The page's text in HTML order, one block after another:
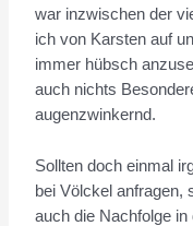
war inzwischen der
ich von Karsten auf
immer hübsch
auch nichts
augenzwinkernd.
Sollten doch einmal
bei Völckel anfragen,
auch die Nachfolge